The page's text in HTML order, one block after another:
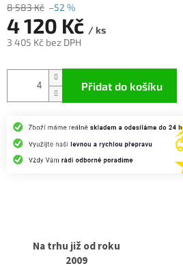
8 583 Kč –52 %
4 120 Kč / ks
3 405 Kč bez DPH
Přidat do košíku
Na trhu již od roku
2009